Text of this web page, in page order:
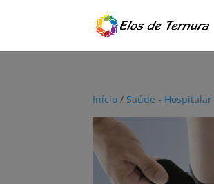
Início / Saúde - Hospitalar